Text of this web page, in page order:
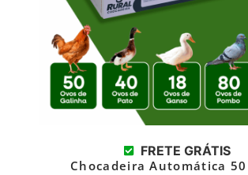
FRETE GRÁTIS
Chocadeira Automática 50